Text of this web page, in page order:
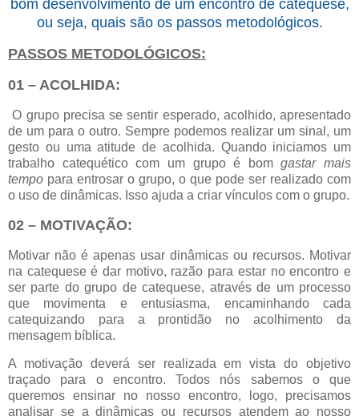
bom desenvolvimento de um encontro de catequese,
ou seja, quais são os passos metodológicos.
PASSOS METODOLÓGICOS:
01 – ACOLHIDA:
O grupo precisa se sentir esperado, acolhido, apresentado
de um para o outro. Sempre podemos realizar um sinal, um
gesto ou uma atitude de acolhida. Quando iniciamos um
trabalho catequético com um grupo é bomgastar mais
tempo para entrosar o grupo, o que pode ser realizado com
o uso de dinâmicas. Isso ajuda a criar vínculos com o grupo.
02 – MOTIVAÇÃO:
Motivar não é apenas usar dinâmicas ou recursos. Motivar
na catequese é dar motivo, razão para estar no encontro e
ser parte do grupo de catequese, através de um processo
que movimenta e entusiasma, encaminhando cada
catequizando para a prontidão no acolhimento da
mensagem bíblica.
A motivação deverá ser realizada em vista do objetivo
traçado para o encontro. Todos nós sabemos o que
queremos ensinar no nosso encontro, logo, precisamos
analisar se a dinâmicas ou recursos atendem ao nosso